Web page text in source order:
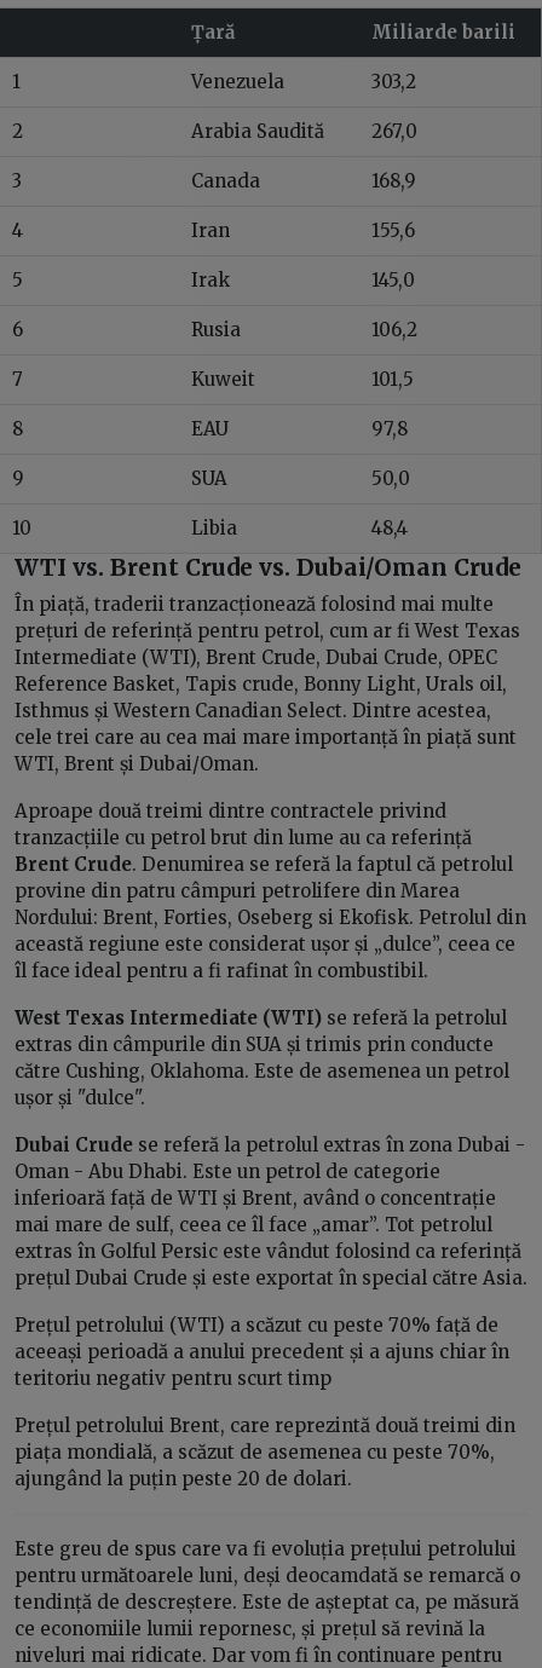
Țară Miliarde barili
1 Venezuela 303,2
2 Arabia Saudită 267,0
3 Canada 168,9
4 Iran 155,6
5 Irak 145,0
6 Rusia 106,2
7 Kuweit 101,5
8 EAU 97,8
9 SUA 50,0
10 Libia 48,4
WTI vs. Brent Crude vs. Dubai/Oman Crude
În piață, traderii tranzacționează folosind mai multe
prețuri de referință pentru petrol, cum ar fi West Texas
Intermediate (WTI), Brent Crude, Dubai Crude, OPEC
Reference Basket, Tapis crude, Bonny Light, Urals oil,
Isthmus și Western Canadian Select. Dintre acestea,
cele trei care au cea mai mare importanță în piață sunt
WTI, Brent și Dubai/Oman.
Aproape două treimi dintre contractele privind
tranzacțiile cu petrol brut din lume au ca referință
Brent Crude. Denumirea se referă la faptul că petrolul
provine din patru câmpuri petrolifere din Marea
Nordului: Brent, Forties, Oseberg si Ekofisk. Petrolul din
această regiune este considerat ușor și „dulce”, ceea ce
îl face ideal pentru a fi rafinat în combustibil.
West Texas Intermediate (WTI) se referă la petrolul
extras din câmpurile din SUA și trimis prin conducte
către Cushing, Oklahoma. Este de asemenea un petrol
ușor și "dulce".
Dubai Crude se referă la petrolul extras în zona Dubai -
Oman - Abu Dhabi. Este un petrol de categorie
inferioară față de WTI și Brent, având o concentrație
mai mare de sulf, ceea ce îl face „amar”. Tot petrolul
extras în Golful Persic este vândut folosind ca referință
prețul Dubai Crude și este exportat în special către Asia.
Prețul petrolului (WTI) a scăzut cu peste 70% față de
aceeași perioadă a anului precedent și a ajuns chiar în
teritoriu negativ pentru scurt timp
Prețul petrolului Brent, care reprezintă două treimi din
piața mondială, a scăzut de asemenea cu peste 70%,
ajungând la puțin peste 20 de dolari.
Este greu de spus care va fi evoluția prețului petrolului
pentru următoarele luni, deși deocamdată se remarcă o
tendință de descreștere. Este de așteptat ca, pe măsură
ce economiile lumii repornesc, și prețul să revină la
niveluri mai ridicate. Dar vom fi în continuare pentru